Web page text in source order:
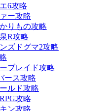
6攻略
ー攻略
りもの攻略
R攻略
ズドグマ2攻略
ブレイド攻略
ース攻略
ルド攻略
攻略
ン攻略